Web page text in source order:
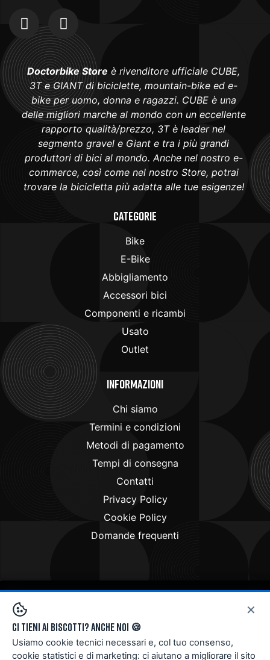
Doctorbike Store è rivenditore ufficiale CUBE,
3T e GIANT di biciclette, mountain-bike ed e-
bike per uomo, donna e ragazzi. CUBE è una
delle migliori marche al mondo con un eccellente
rapporto qualità/prezzo, 3T è leader nel
segmento gravel e Giant e tra i più grandi
produttori di bici al mondo. Anche nel nostro e-
commerce, così come nel nostro Store, potrai
trovare la bicicletta più adatta alle tue esigenze!
Categorie
Bike
E-Bike
Abbigliamento
Accessori bici
Componenti e ricambi
Usato
Outlet
Informazioni
Chi siamo
Termini e condizioni
Metodi di pagamento
Tempi di consegna
Contatti
Privacy Policy
Cookie Policy
Domande frequenti
Copyright © 2024 . All rights reserved
×
Ci tieni ai biscotti? Anche noi 🍪
Usiamo cookie tecnici necessari e, col tuo consenso,
cookie statistici e di marketing: ci aiutano a migliorare il sito